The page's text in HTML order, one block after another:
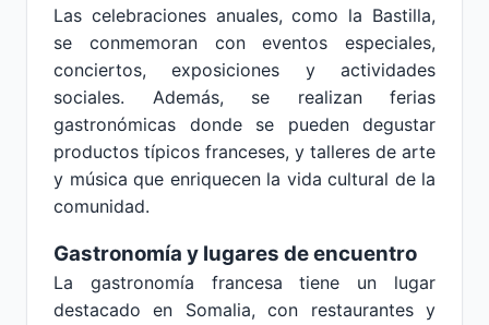
Las celebraciones anuales, como la Bastilla,
se conmemoran con eventos especiales,
conciertos, exposiciones y actividades
sociales. Además, se realizan ferias
gastronómicas donde se pueden degustar
productos típicos franceses, y talleres de arte
y música que enriquecen la vida cultural de la
comunidad.
Gastronomía y lugares de encuentro
La gastronomía francesa tiene un lugar
destacado en Somalia, con restaurantes y